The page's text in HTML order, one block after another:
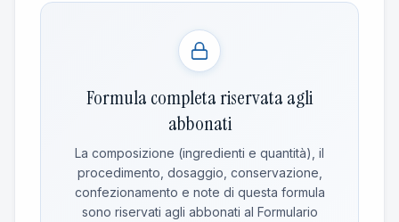
Formula completa riservata agli
abbonati
La composizione (ingredienti e quantità), il
procedimento, dosaggio, conservazione,
confezionamento e note di questa formula
sono riservati agli abbonati al Formulario